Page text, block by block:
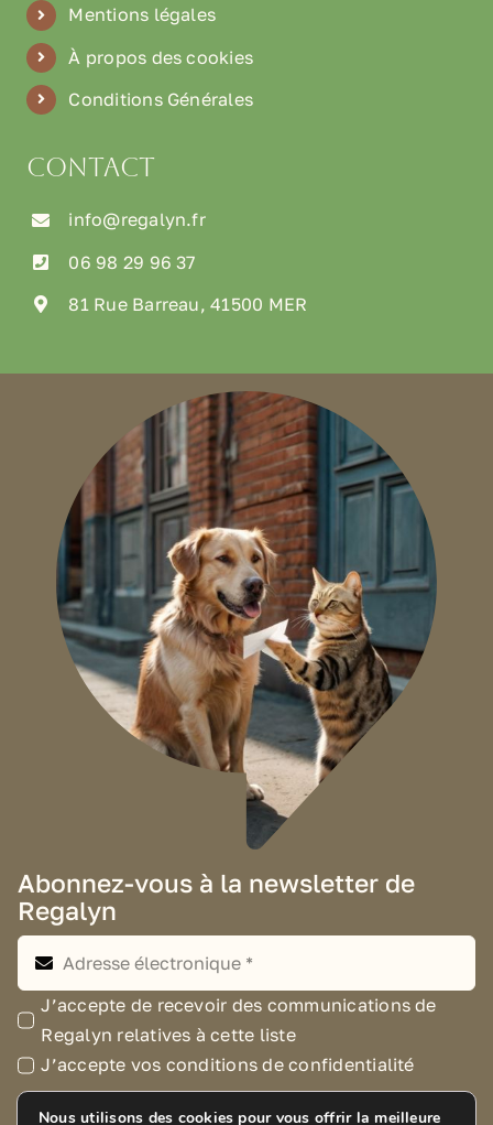
Mentions légales
À propos des cookies
Conditions Générales
Contact
info@regalyn.fr
06 98 29 96 37
81 Rue Barreau, 41500 MER
Abonnez-vous à la newsletter de
Regalyn
J’accepte de recevoir des communications de
Regalyn relatives à cette liste
J’accepte vos conditions de confidentialité
Nous utilisons des cookies pour vous offrir la meilleure